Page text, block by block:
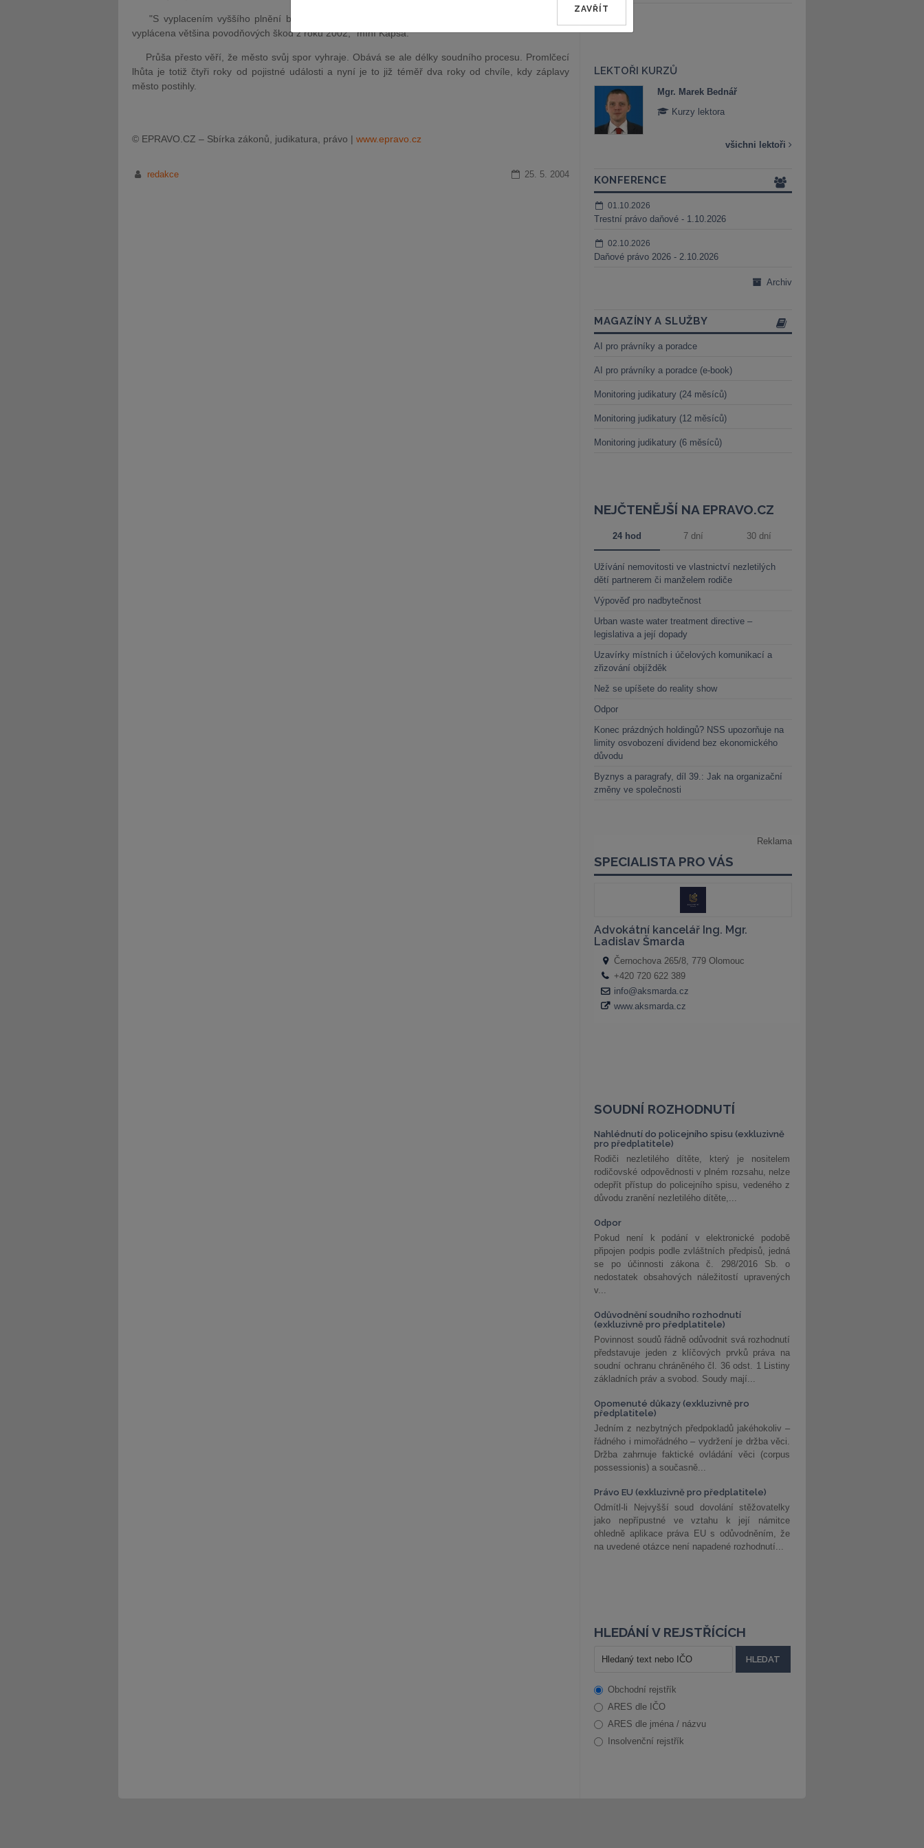
"S vyplacením vyššího plnění by navíc nikdy nesouhlasily ani zajišťovny, z jejichž peněz byla
vyplácena většina povodňových škod z roku 2002," míní Kapsa.
Průša přesto věří, že město svůj spor vyhraje. Obává se ale délky soudního procesu. Promlčecí
lhůta je totiž čtyři roky od pojistné události a nyní je to již téměř dva roky od chvíle, kdy záplavy
město postihly.
© EPRAVO.CZ – Sbírka zákonů, judikatura, právo | www.epravo.cz
redakce 25. 5. 2004
LEKTOŘI KURZŮ
JUDr. Tomáš Nielsen
Mgr. Marek Bednář
Kurzy lektora
všichni lektoři
KONFERENCE
01.10.2026
Trestní právo daňové - 1.10.2026
02.10.2026
Daňové právo 2026 - 2.10.2026
Archiv
MAGAZÍNY A SLUŽBY
AI pro právníky a poradce
AI pro právníky a poradce (e-book)
Monitoring judikatury (24 měsíců)
Monitoring judikatury (12 měsíců)
Monitoring judikatury (6 měsíců)
NEJČTENĚJŠÍ NA EPRAVO.CZ
24 hod 7 dní 30 dní
Užívání nemovitosti ve vlastnictví nezletilých
dětí partnerem či manželem rodiče
Výpověď pro nadbytečnost
Urban waste water treatment directive –
legislativa a její dopady
Uzavírky místních i účelových komunikací a
zřizování objížděk
Než se upíšete do reality show
Odpor
Konec prázdných holdingů? NSS upozorňuje na
limity osvobození dividend bez ekonomického
důvodu
Byznys a paragrafy, díl 39.: Jak na organizační
změny ve společnosti
SOUDNÍ ROZHODNUTÍ
Nahlédnutí do policejního spisu (exkluzivně
pro předplatitele)
Rodiči nezletilého dítěte, který je nositelem
rodičovské odpovědnosti v plném rozsahu, nelze
odepřít přístup do policejního spisu, vedeného z
důvodu zranění nezletilého dítěte,...
Odpor
Pokud není k podání v elektronické podobě
připojen podpis podle zvláštních předpisů, jedná
se po účinnosti zákona č. 298/2016 Sb. o
nedostatek obsahových náležitostí upravených
v...
Odůvodnění soudního rozhodnutí
(exkluzivně pro předplatitele)
Povinnost soudů řádně odůvodnit svá rozhodnutí
představuje jeden z klíčových prvků práva na
soudní ochranu chráněného čl. 36 odst. 1 Listiny
základních práv a svobod. Soudy mají...
Opomenuté důkazy (exkluzivně pro
předplatitele)
Jedním z nezbytných předpokladů jakéhokoliv –
řádného i mimořádného – vydržení je držba věci.
Držba zahrnuje faktické ovládání věci (corpus
possessionis) a současně...
Právo EU (exkluzivně pro předplatitele)
Odmítl-li Nejvyšší soud dovolání stěžovatelky
jako nepřípustné ve vztahu k její námitce
ohledně aplikace práva EU s odůvodněním, že
na uvedené otázce není napadené rozhodnutí...
HLEDÁNÍ V REJSTŘÍCÍCH
Obchodní rejstřík
ARES dle IČO
ARES dle jména / názvu
Insolvenční rejstřík
ZAVŘÍT